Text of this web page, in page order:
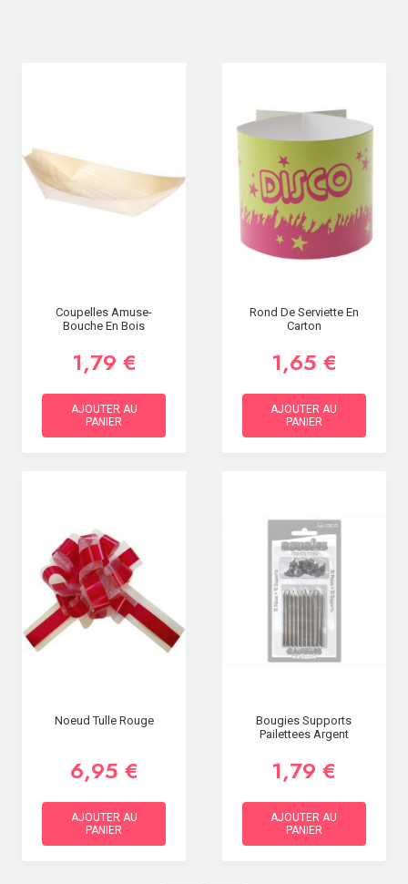
Coupelles Amuse-
Bouche En Bois
1,79 €
AJOUTER AU
PANIER
Rond De Serviette En
Carton
1,65 €
AJOUTER AU
PANIER
Noeud Tulle Rouge
6,95 €
AJOUTER AU
PANIER
Bougies Supports
Pailettees Argent
1,79 €
AJOUTER AU
PANIER